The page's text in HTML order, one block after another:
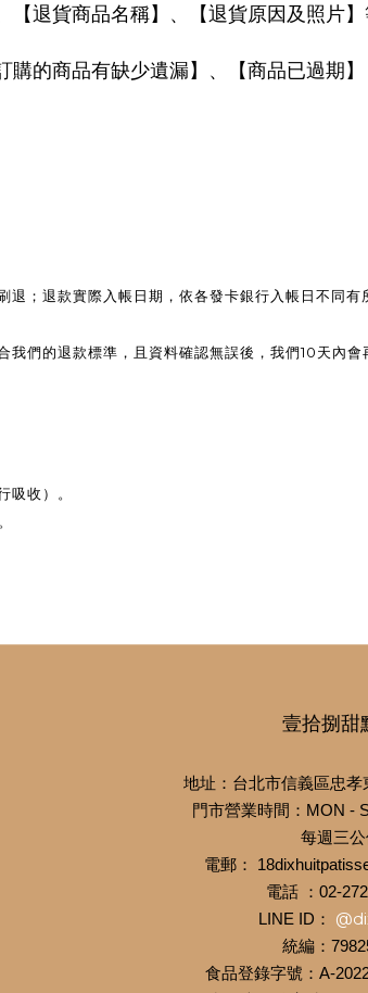
退貨商品名稱】、【退貨原因及照片】
的商品有缺少遺漏】、【商品已過期】
；退款實際入帳日期，依各發卡銀行入帳日不同有
我們的退款標準，且資料確認無誤後，我們10天內會
吸收）。
壹拾捌甜
地址：台北市信義區忠孝
門市營業時間：MON -
每週三
電郵：
電話 ：02-
LINE ID：
統編：
食品登錄字號：A-